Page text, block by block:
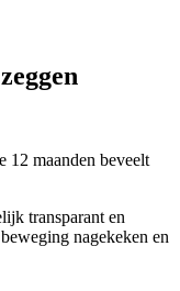
12 maanden beveelt
transparant en
nagekeken en